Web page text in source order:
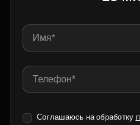
Соглашаюсь на обработку